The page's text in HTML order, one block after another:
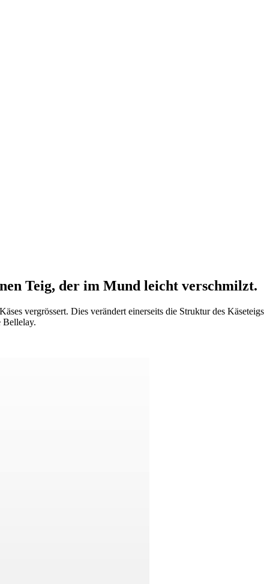
Teig, der im Mund leicht verschmilzt.
vergrössert. Dies verändert einerseits die Struktur des Käseteigs
Bellelay.